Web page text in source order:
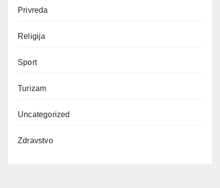
Privreda
Religija
Sport
Turizam
Uncategorized
Zdravstvo